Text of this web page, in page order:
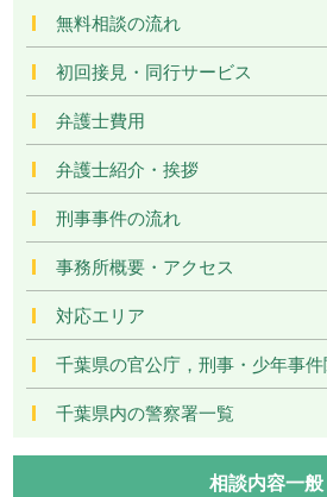
無料相談の流れ
初回接見・同行サービス
弁護士費用
弁護士紹介・挨拶
刑事事件の流れ
事務所概要・アクセス
対応エリア
千葉県の官公庁，刑事・少年事
千葉県内の警察署一覧
相談内容一般